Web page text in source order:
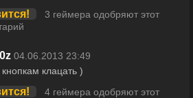
3 геймера одобряют этот
04.06.2013 23:49
клацать )
4 геймера одобряют этот